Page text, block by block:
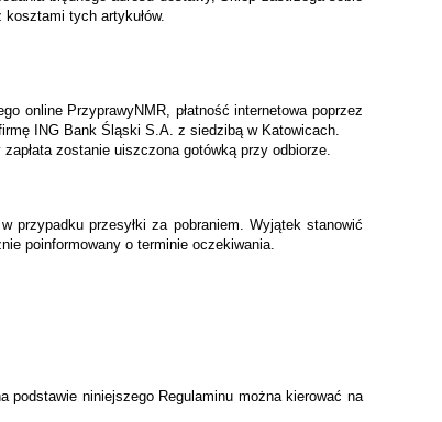
tych artykułów.
online PrzyprawyNMR, płatność internetowa poprzez
ING Bank Śląski S.A. z siedzibą w Katowicach.
zostanie uiszczona gotówką przy odbiorze.
przypadku przesyłki za pobraniem. Wyjątek stanowić
poinformowany o terminie oczekiwania.
podstawie niniejszego Regulaminu można kierować na